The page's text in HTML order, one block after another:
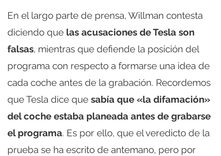
En el largo parte de prensa, Willman contesta
diciendo que las acusaciones de Tesla son
falsas, mientras que defiende la posición del
programa con respecto a formarse una idea de
cada coche antes de la grabación. Recordemos
que Tesla dice que sabía que «la difamación»
del coche estaba planeada antes de grabarse
el programa. Es por ello, que el veredicto de la
prueba se ha escrito de antemano, pero por